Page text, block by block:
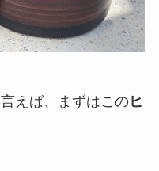
えば、まずはこのヒ